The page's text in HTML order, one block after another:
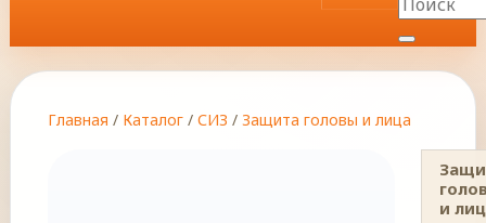
Главная / Каталог / СИЗ / Защита головы и лица
и